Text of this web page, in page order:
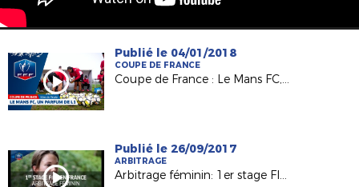
Publié le 04/01/2018
COUPE DE FRANCE
Coupe de France : Le Mans FC, un parfum de L1 au MMA !
Publié le 26/09/2017
ARBITRAGE
Arbitrage féminin: 1er stage FIFA en France